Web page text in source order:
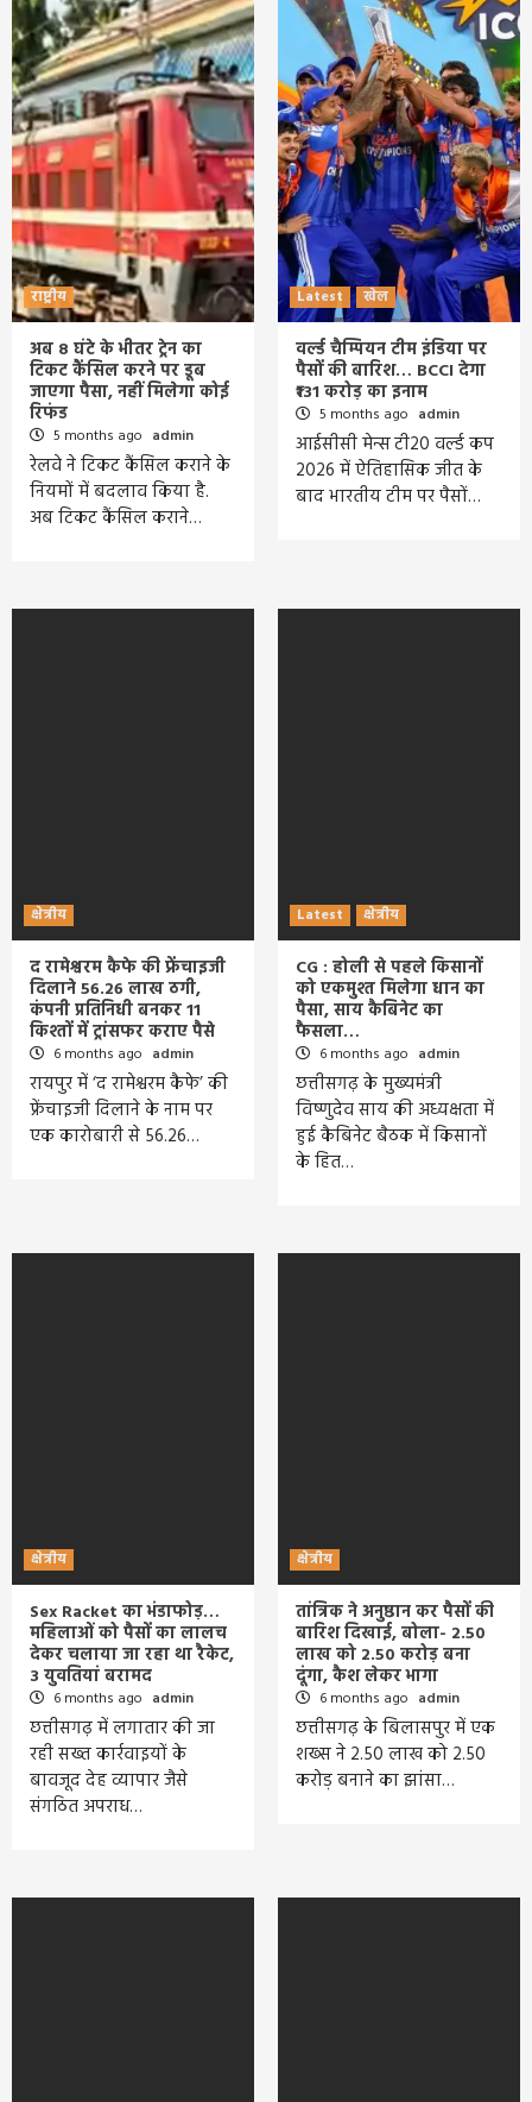
राष्ट्रीय
अब 8 घंटे के भीतर ट्रेन का
टिकट कैंसिल करने पर डूब
जाएगा पैसा, नहीं मिलेगा कोई
रिफंड
5 months ago admin
रेलवे ने टिकट कैंसिल कराने के
नियमों में बदलाव किया है.
अब टिकट कैंसिल कराने…
Latest खेल
वर्ल्ड चैम्पियन टीम इंडिया पर
पैसों की बारिश… BCCI देगा
₹131 करोड़ का इनाम
5 months ago admin
आईसीसी मेन्स टी20 वर्ल्ड कप
2026 में ऐतिहासिक जीत के
बाद भारतीय टीम पर पैसों…
क्षेत्रीय
द रामेश्वरम कैफे की फ्रेंचाइजी
दिलाने 56.26 लाख ठगी,
कंपनी प्रतिनिधी बनकर 11
किश्तों में ट्रांसफर कराए पैसे
6 months ago admin
रायपुर में ‘द रामेश्वरम कैफे’ की
फ्रेंचाइजी दिलाने के नाम पर
एक कारोबारी से 56.26…
Latest क्षेत्रीय
CG : होली से पहले किसानों
को एकमुश्त मिलेगा धान का
पैसा, साय कैबिनेट का
फैसला…
6 months ago admin
छत्तीसगढ़ के मुख्यमंत्री
विष्णुदेव साय की अध्यक्षता में
हुई कैबिनेट बैठक में किसानों
के हित…
क्षेत्रीय
Sex Racket का भंडाफोड़…
महिलाओं को पैसों का लालच
देकर चलाया जा रहा था रैकेट,
3 युवतियां बरामद
6 months ago admin
छत्तीसगढ़ में लगातार की जा
रही सख्त कार्रवाइयों के
बावजूद देह व्यापार जैसे
संगठित अपराध…
क्षेत्रीय
तांत्रिक ने अनुष्ठान कर पैसों की
बारिश दिखाई, बोला- 2.50
लाख को 2.50 करोड़ बना
दूंगा, कैश लेकर भागा
6 months ago admin
छत्तीसगढ़ के बिलासपुर में एक
शख्स ने 2.50 लाख को 2.50
करोड़ बनाने का झांसा…